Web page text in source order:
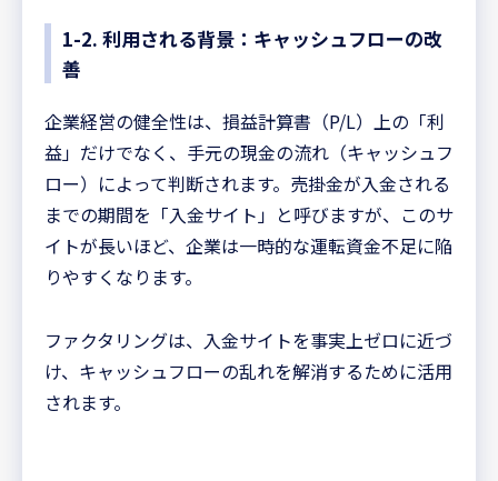
1-2. 利用される背景：キャッシュフローの改
善
企業経営の健全性は、損益計算書（P/L）上の「利
益」だけでなく、手元の現金の流れ（キャッシュフ
ロー）によって判断されます。売掛金が入金される
までの期間を「入金サイト」と呼びますが、このサ
イトが長いほど、企業は一時的な運転資金不足に陥
りやすくなります。
ファクタリングは、入金サイトを事実上ゼロに近づ
け、キャッシュフローの乱れを解消するために活用
されます。